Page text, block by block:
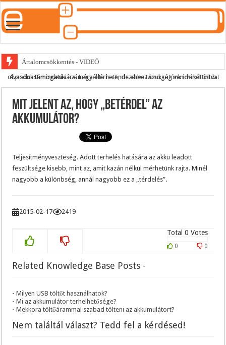
Ártalomcsökkentés - VIDEÓ
E-cigi használati szokások 2.0
Párásító podcast lejátszási lista
A podcast mindenki számára elérhető, de ehhez szükség van minél több olvasónk támogatására.Legyél te is rendszeres támogatónk ide kattintva!
Mit jelent az, hogy „betérdel” az
akkumulátor?
Teljesítményveszteség. Adott terhelés hatására az akku leadott
feszültsége kisebb, mint az, amit kazán nélkül mérhetünk rajta. Minél
nagyobb a különbség, annál nagyobb ez a „térdelés”.
2015-02-17 2419
Total 0 Votes
0 0
Related Knowledge Base Posts -
Milyen USB töltőt használhatok?
Mi az akkumulátor terhelhetősége?
Mekkora töltőárammal szabad tölteni az akkumulátort?
Nem találtál választ? Tedd fel a kérdésed!